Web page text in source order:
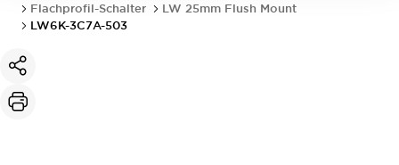
Flachprofil-Schalter
LW 25mm Flush Mount
LW6K-3C7A-503